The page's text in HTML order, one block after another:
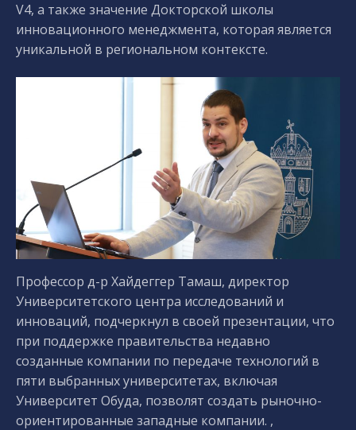
V4, а также значение Докторской школы
инновационного менеджмента, которая является
уникальной в региональном контексте.
Профессор д-р Хайдеггер Тамаш, директор
Университетского центра исследований и
инноваций, подчеркнул в своей презентации, что
при поддержке правительства недавно
созданные компании по передаче технологий в
пяти выбранных университетах, включая
Университет Обуда, позволят создать рыночно-
ориентированные западные компании. ,